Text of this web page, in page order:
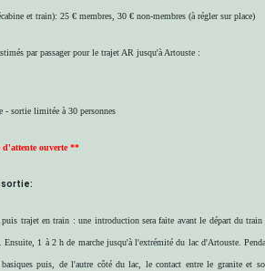
et train): 25 € membres, 30 € non-membres (à régler sur place)
par passager pour le trajet AR jusqu'à Artouste :
- sortie limitée à 30 personnes
ouverte **
sortie:
puis trajet en train : une introduction sera faite avant le départ du
Ensuite, 1 à 2 h de marche jusqu'à l'extrémité du lac d'Artouste.
puis, de l'autre côté du lac, le contact entre le granite et